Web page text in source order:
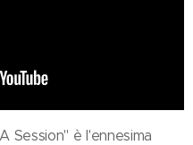
Session" è l'ennesima